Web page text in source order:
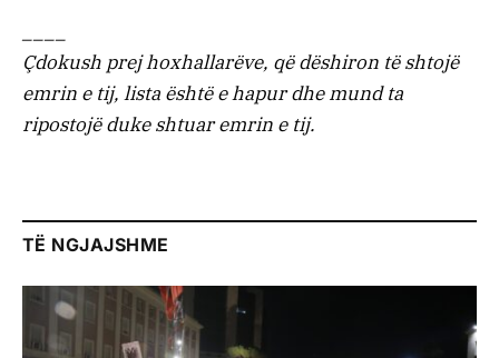
Çdokush prej hoxhallarëve, që dëshiron të shtojë
emrin e tij, lista është e hapur dhe mund ta
ripostojë duke shtuar emrin e tij.
TË NGJAJSHME